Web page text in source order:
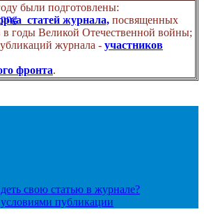
были подготовлены:
статей журнала, посвященных
в годы Великой Отечественной войны;
журнала - участников
фронта.
свою статью в журнале?
условиями публикации